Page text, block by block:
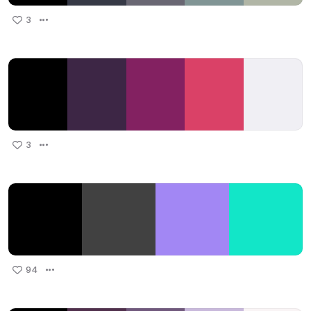
3
3
94